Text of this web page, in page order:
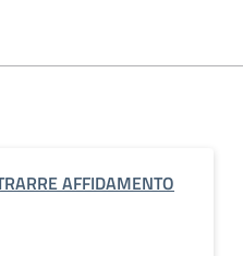
AFFIDAMENTO